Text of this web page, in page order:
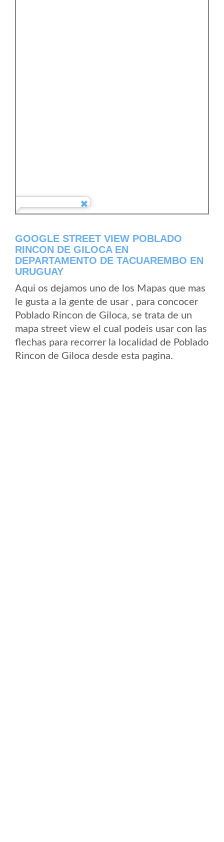
GOOGLE STREET VIEW POBLADO
RINCON DE GILOCA EN
DEPARTAMENTO DE TACUAREMBO EN
URUGUAY
Aqui os dejamos uno de los Mapas que mas
le gusta a la gente de usar , para concocer
Poblado Rincon de Giloca, se trata de un
mapa street view el cual podeis usar con las
flechas para recorrer la localidad de Poblado
Rincon de Giloca desde esta pagina.